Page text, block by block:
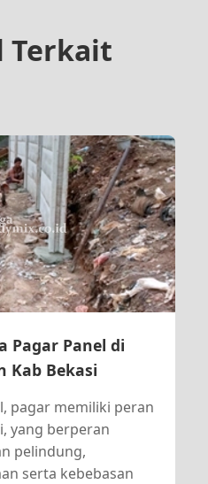
Terkait
Pagar Panel di
Kab Bekasi
pagar memiliki peran
yang berperan
pelindung,
serta kebebasan